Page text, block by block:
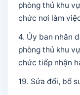
phòng thủ khu
chức nơi làm
4. Ủy ban nhân
phòng thủ khu
chức tiếp nhận
19. Sửa đổi, bổ